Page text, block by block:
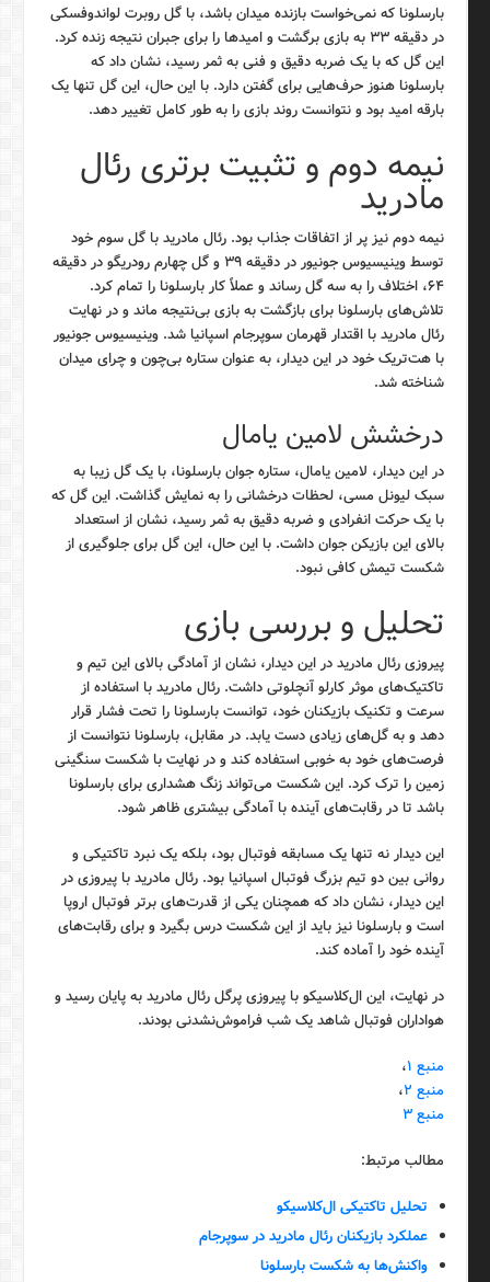
بارسلونا که نمی‌خواست بازنده میدان باشد، با گل روبرت لواندوفسکی
در دقیقه ۳۳ به بازی برگشت و امیدها را برای جبران نتیجه زنده کرد.
این گل که با یک ضربه دقیق و فنی به ثمر رسید، نشان داد که
بارسلونا هنوز حرف‌هایی برای گفتن دارد. با این حال، این گل تنها یک
بارقه امید بود و نتوانست روند بازی را به طور کامل تغییر دهد.
نیمه دوم و تثبیت برتری رئال
مادرید
نیمه دوم نیز پر از اتفاقات جذاب بود. رئال مادرید با گل سوم خود
توسط وینیسیوس جونیور در دقیقه ۳۹ و گل چهارم رودریگو در دقیقه
۶۴، اختلاف را به سه گل رساند و عملاً کار بارسلونا را تمام کرد.
تلاش‌های بارسلونا برای بازگشت به بازی بی‌نتیجه ماند و در نهایت
رئال مادرید با اقتدار قهرمان سوپرجام اسپانیا شد. وینیسیوس جونیور
با هت‌تریک خود در این دیدار، به عنوان ستاره بی‌چون و چرای میدان
شناخته شد.
درخشش لامین یامال
در این دیدار، لامین یامال، ستاره جوان بارسلونا، با یک گل زیبا به
سبک لیونل مسی، لحظات درخشانی را به نمایش گذاشت. این گل که
با یک حرکت انفرادی و ضربه دقیق به ثمر رسید، نشان از استعداد
بالای این بازیکن جوان داشت. با این حال، این گل برای جلوگیری از
شکست تیمش کافی نبود.
تحلیل و بررسی بازی
پیروزی رئال مادرید در این دیدار، نشان از آمادگی بالای این تیم و
تاکتیک‌های موثر کارلو آنچلوتی داشت. رئال مادرید با استفاده از
سرعت و تکنیک بازیکنان خود، توانست بارسلونا را تحت فشار قرار
دهد و به گل‌های زیادی دست یابد. در مقابل، بارسلونا نتوانست از
فرصت‌های خود به خوبی استفاده کند و در نهایت با شکست سنگینی
زمین را ترک کرد. این شکست می‌تواند زنگ هشداری برای بارسلونا
باشد تا در رقابت‌های آینده با آمادگی بیشتری ظاهر شود.
این دیدار نه تنها یک مسابقه فوتبال بود، بلکه یک نبرد تاکتیکی و
روانی بین دو تیم بزرگ فوتبال اسپانیا بود. رئال مادرید با پیروزی در
این دیدار، نشان داد که همچنان یکی از قدرت‌های برتر فوتبال اروپا
است و بارسلونا نیز باید از این شکست درس بگیرد و برای رقابت‌های
آینده خود را آماده کند.
در نهایت، این ال‌کلاسیکو با پیروزی پرگل رئال مادرید به پایان رسید و
هواداران فوتبال شاهد یک شب فراموش‌نشدنی بودند.
منبع ۱ ،
منبع ۲
،
منبع ۳
مطالب مرتبط:
تحلیل تاکتیکی ال‌کلاسیکو
عملکرد بازیکنان رئال مادرید در سوپرجام
واکنش‌ها به شکست بارسلونا